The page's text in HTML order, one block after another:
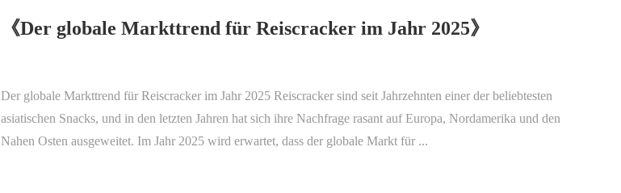
《Der globale Markttrend für Reiscracker im Jahr 2025》
Der globale Markttrend für Reiscracker im Jahr 2025 Reiscracker sind seit Jahrzehnten einer der beliebtesten
asiatischen Snacks, und in den letzten Jahren hat sich ihre Nachfrage rasant auf Europa, Nordamerika und den
Nahen Osten ausgeweitet. Im Jahr 2025 wird erwartet, dass der globale Markt für ...